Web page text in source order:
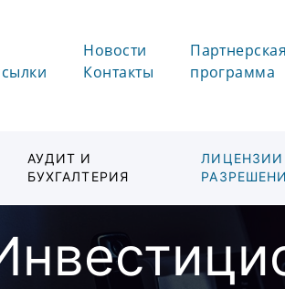
Новости
Контакты
Партнерская
программа
АУДИТ И
БУХГАЛТЕРИЯ
ЛИЦЕНЗИИ